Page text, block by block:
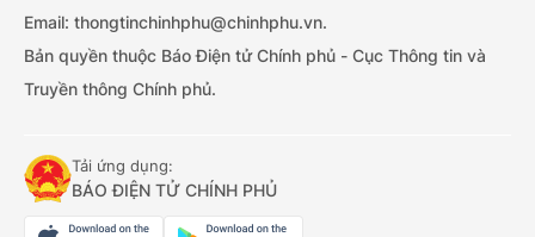
Email: thongtinchinhphu@chinhphu.vn.
Bản quyền thuộc Báo Điện tử Chính phủ - Cục Thông tin và
Truyền thông Chính phủ.
Tải ứng dụng:
BÁO ĐIỆN TỬ CHÍNH PHỦ